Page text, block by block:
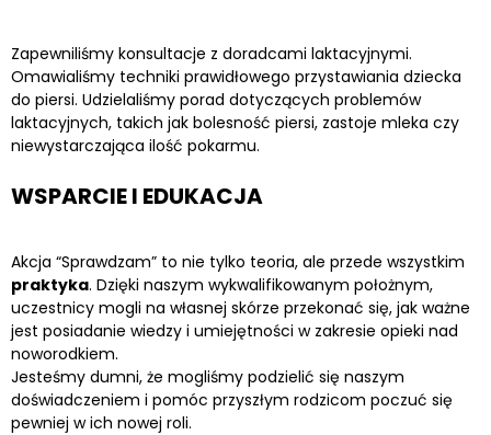
Zapewniliśmy konsultacje z doradcami laktacyjnymi.
Omawialiśmy techniki prawidłowego przystawiania dziecka
do piersi. Udzielaliśmy porad dotyczących problemów
laktacyjnych, takich jak bolesność piersi, zastoje mleka czy
niewystarczająca ilość pokarmu.
WSPARCIE I EDUKACJA
Akcja “Sprawdzam” to nie tylko teoria, ale przede wszystkim
praktyka. Dzięki naszym wykwalifikowanym położnym,
uczestnicy mogli na własnej skórze przekonać się, jak ważne
jest posiadanie wiedzy i umiejętności w zakresie opieki nad
noworodkiem.
Jesteśmy dumni, że mogliśmy podzielić się naszym
doświadczeniem i pomóc przyszłym rodzicom poczuć się
pewniej w ich nowej roli.